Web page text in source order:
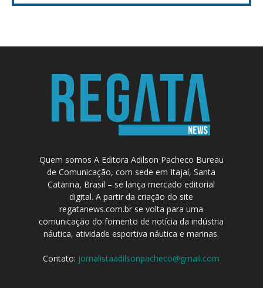
Quem somos A Editora Adilson Pacheco Bureau
de Comunicação, com sede em Itajaí, Santa
Catarina, Brasil – se lança mercado editorial
digital. A partir da criação do site
regatanews.com.br se volta para uma
comunicação do fomento de notícia da indústria
náutica, atividade esportiva náutica e marinas.
Contato: jornalistaadilsonpacheco@gmail.com